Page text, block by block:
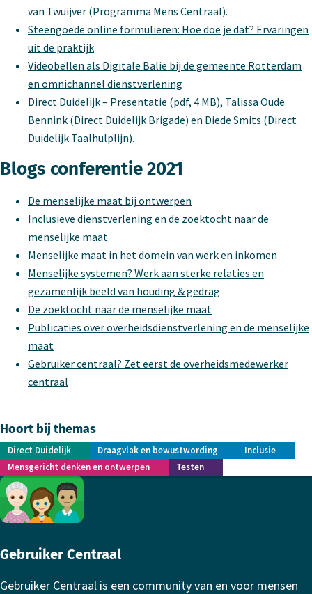
van Twuijver (Programma Mens Centraal).
Steengoede online formulieren: Hoe doe je dat? Ervaringen
uit de praktijk
Videobellen als Digitale Balie bij de gemeente Rotterdam
en omnichannel dienstverlening
Direct Duidelijk– Presentatie (pdf, 4 MB), Talissa Oude
Bennink (Direct Duidelijk Brigade) en Diede Smits (Direct
Duidelijk Taalhulplijn).
Blogs conferentie 2021
De menselijke maat bij ontwerpen
Inclusieve dienstverlening en de zoektocht naar de
menselijke maat
Menselijke maat in het domein van werk en inkomen
Menselijke systemen? Werk aan sterke relaties en
gezamenlijk beeld van houding & gedrag
De zoektocht naar de menselijke maat
Publicaties over overheidsdienstverlening en de menselijke
maat
Gebruiker centraal? Zet eerst de overheidsmedewerker
centraal
Hoort bij themas
Direct Duidelijk Draagvlak en bewustwording
Inclusie
Mensgericht denken en ontwerpen
Testen
Footer
Gebruiker Centraal
Gebruiker Centraal is een community van en voor mensen